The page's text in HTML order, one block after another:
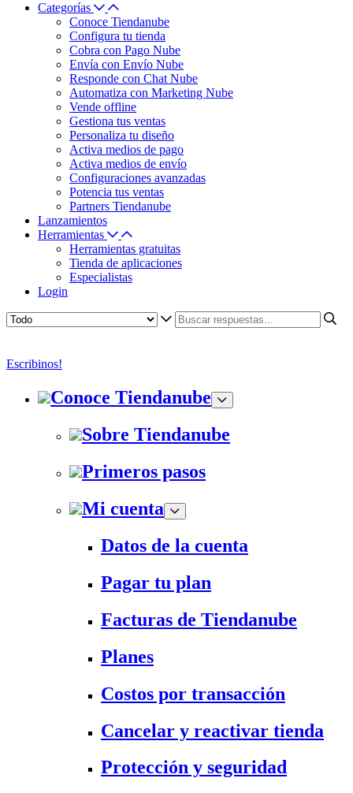
Categorías
Conoce Tiendanube
Configura tu tienda
Cobra con Pago Nube
Envía con Envío Nube
Responde con Chat Nube
Automatiza con Marketing Nube
Vende offline
Gestiona tus ventas
Personaliza tu diseño
Activa medios de pago
Activa medios de envío
Configuraciones avanzadas
Potencia tus ventas
Partners Tiendanube
Lanzamientos
Herramientas
Herramientas gratuitas
Tienda de aplicaciones
Especialistas
Login
Escribinos!
Conoce Tiendanube
Sobre Tiendanube
Primeros pasos
Mi cuenta
Datos de la cuenta
Pagar tu plan
Facturas de Tiendanube
Planes
Costos por transacción
Cancelar y reactivar tienda
Protección y seguridad